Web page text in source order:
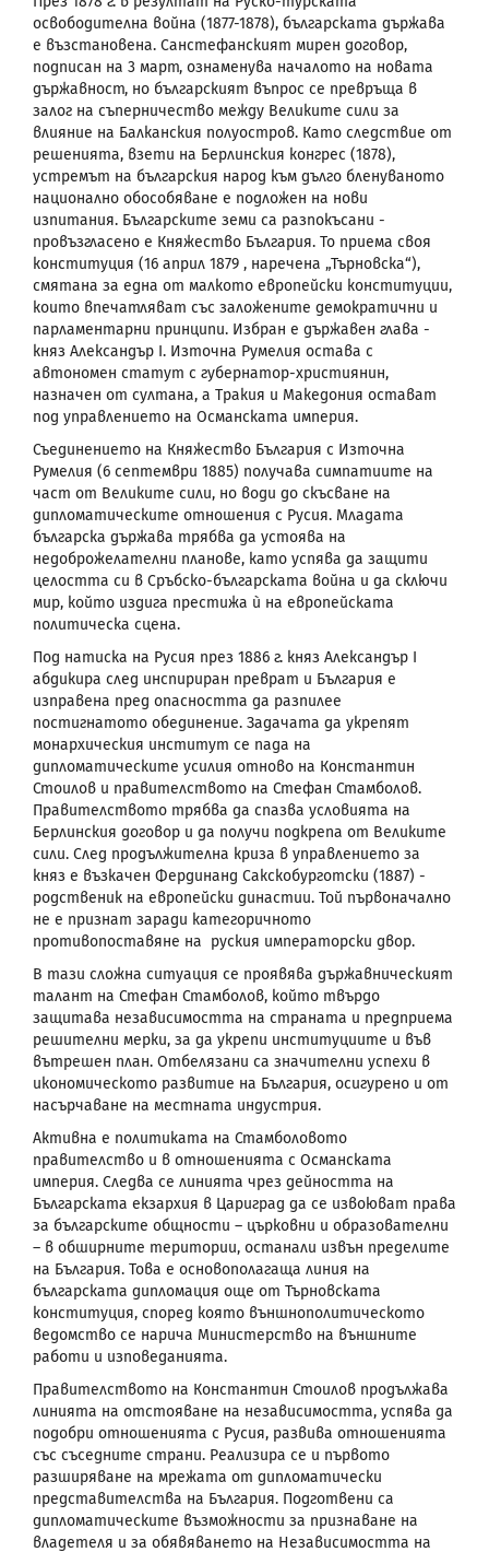
освободителна война (1877-1878), българската държава
е възстановена. Санстефанският мирен договор,
подписан на 3 март, ознаменува началото на новата
държавност, но българският въпрос се превръща в
залог на съперничество между Великите сили за
влияние на Балканския полуостров. Като следствие от
решенията, взети на Берлинския конгрес (1878),
устремът на българския народ към дълго бленуваното
национално обособяване е подложен на нови
изпитания. Българските земи са разпокъсани -
провъзгласено е Княжество България. То приема своя
конституция (16 април 1879 , наречена „Търновска“),
смятана за една от малкото европейски конституции,
които впечатляват със заложените демократични и
парламентарни принципи. Избран е държавен глава -
княз Александър I. Източна Румелия остава с
автономен статут с губернатор-християнин,
назначен от султана, а Тракия и Македония остават
под управлението на Османската империя.
Съединението на Княжество България с Източна
Румелия (6 септември 1885) получава симпатиите на
част от Великите сили, но води до скъсване на
дипломатическите отношения с Русия. Младата
българска държава трябва да устоява на
недоброжелателни планове, като успява да защити
целостта си в Сръбско-българската война и да сключи
мир, който издига престижа ѝ на европейската
политическа сцена.
Под натиска на Русия през 1886 г. княз Александър I
абдикира след инспириран преврат и България е
изправена пред опасността да разпилее
постигнатото обединение. Задачата да укрепят
монархическия институт се пада на
дипломатическите усилия отново на Константин
Стоилов и правителството на Стефан Стамболов.
Правителството трябва да спазва условията на
Берлинския договор и да получи подкрепа от Великите
сили. След продължителна криза в управлението за
княз е възкачен Фердинанд Сакскобурготски (1887) -
родственик на европейски династии. Той първоначално
не е признат заради категоричното
противопоставяне на руския императорски двор.
В тази сложна ситуация се проявява държавническият
талант на Стефан Стамболов, който твърдо
защитава независимостта на страната и предприема
решителни мерки, за да укрепи институциите и във
вътрешен план. Отбелязани са значителни успехи в
икономическото развитие на България, осигурено и от
насърчаване на местната индустрия.
Активна е политиката на Стамболовото
правителство и в отношенията с Османската
империя. Следва се линията чрез дейността на
Българската екзархия в Цариград да се извоюват права
за българските общности – църковни и образователни
– в обширните територии, останали извън пределите
на България. Това е основополагаща линия на
българската дипломация още от Търновската
конституция, според която външнополитическото
ведомство се нарича Министерство на външните
работи и изповеданията.
Правителството на Константин Стоилов продължава
линията на отстояване на независимостта, успява да
подобри отношенията с Русия, развива отношенията
със съседните страни. Реализира се и първото
разширяване на мрежата от дипломатически
представителства на България. Подготвени са
дипломатическите възможности за признаване на
владетеля и за обявяването на Независимостта на